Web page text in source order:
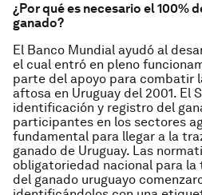
¿Por qué es necesario el 100%
ganado?
El Banco Mundial ayudó al
el cual entró en pleno
parte del apoyo para combatir
aftosa en Uruguay del 2001. El
identificación y registro del
participantes en los sectores
fundamental para llegar a la
ganado de Uruguay. Las
obligatoriedad nacional para
del ganado uruguayo